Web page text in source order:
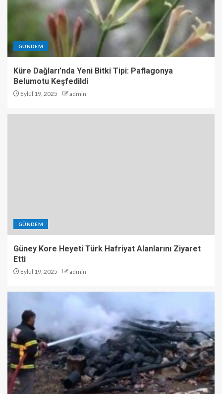
GÜNDEM
Küre Dağları’nda Yeni Bitki Tipi: Paflagonya
Belumotu Keşfedildi
Eylül 19, 2025 admin
GÜNDEM
Güney Kore Heyeti Türk Hafriyat Alanlarını Ziyaret
Etti
Eylül 19, 2025 admin